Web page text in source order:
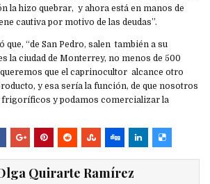
la hizo quebrar, y ahora está en manos de
cautiva por motivo de las deudas”.
que, “de San Pedro, salen también a su
la ciudad de Monterrey, no menos de 500
que el caprinocultor alcance otro
y esa sería la función, de que nosotros
frigoríficos y podamos comercializar la
Quirarte Ramírez